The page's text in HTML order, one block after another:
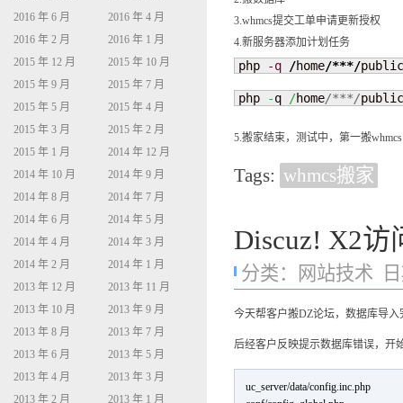
3.whmcs提交工单申请更新授权
4.新服务器添加计划任务
php -q /home/***/
php -q /home/***/
5.搬家结束，测试中，第一搬
Tags: whmcs搬家
Discuz! X2访
分类： 网站技术
今天帮客户搬DZ论坛，数据库导
后经客户反映提示数据库错误，开
uc_server/data/config.inc.php
2016 年 6 月
2016 年 4 月
2016 年 2 月
2016 年 1 月
2015 年 12 月
2015 年 10 月
2015 年 9 月
2015 年 7 月
2015 年 5 月
2015 年 4 月
2015 年 3 月
2015 年 2 月
2015 年 1 月
2014 年 12 月
2014 年 10 月
2014 年 9 月
2014 年 8 月
2014 年 7 月
2014 年 6 月
2014 年 5 月
2014 年 4 月
2014 年 3 月
2014 年 2 月
2014 年 1 月
2013 年 12 月
2013 年 11 月
2013 年 10 月
2013 年 9 月
2013 年 8 月
2013 年 7 月
2013 年 6 月
2013 年 5 月
2013 年 4 月
2013 年 3 月
2013 年 2 月
2013 年 1 月